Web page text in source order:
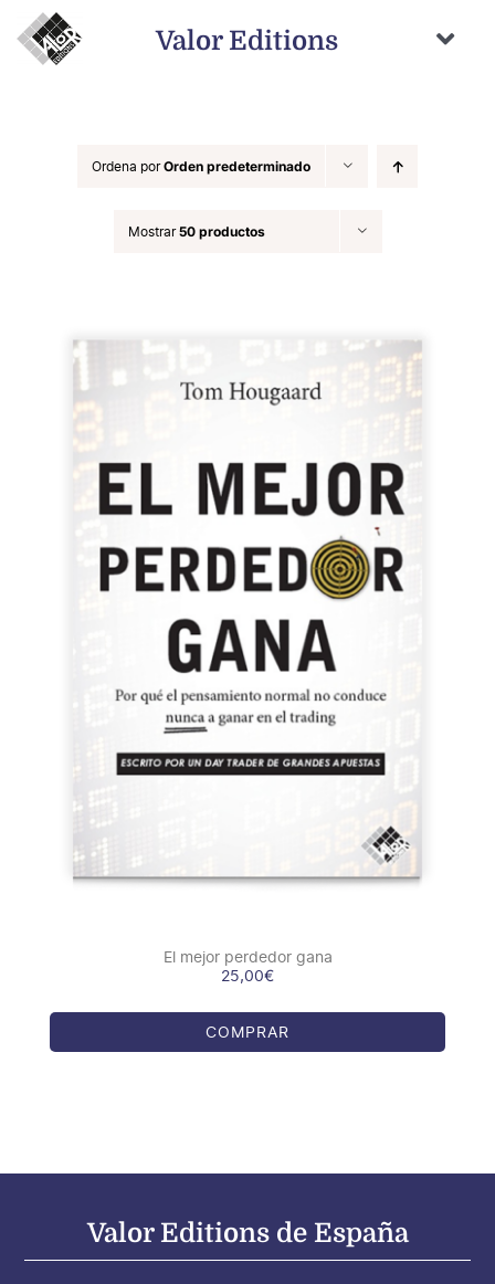
contenido
Valor Editions
Novedades
Catálogo
Distribución
Contacto
Ordena porOrden predeterminado
Mostrar50 productos
COMPRAR DETALLES
El mejor perdedor gana
25,00€
COMPRAR
Valor Editions de España